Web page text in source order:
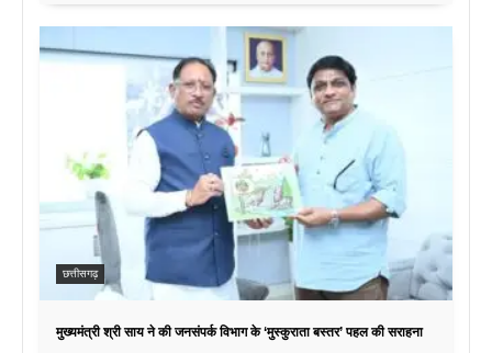
छत्तीसगढ़
मुख्यमंत्री श्री साय ने की जनसंपर्क विभाग के ‘मुस्कुराता बस्तर’ पहल की सराहना